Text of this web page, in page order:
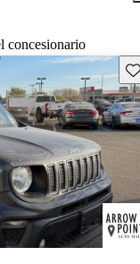
concesionario